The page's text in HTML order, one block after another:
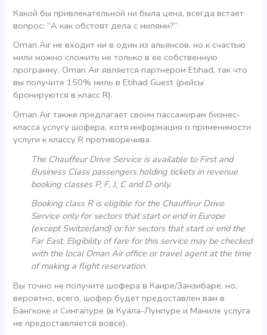
Какой бы привлекательной ни была цена, всегда встает
вопрос: “А как обстоят дела с милями?”
Oman Air не входит ни в один из альянсов, но к счастью
мили можно сложить не только в ее собственную
программу. Oman Air является партнером Etihad, так что
вы получите 150% миль в Etihad Guest (рейсы
бронируются в класс R).
Oman Air также предлагает своим пассажирам бизнес-
класса услугу шофера, хотя информация о применимости
услуги к классу R противоречива.
The Chauffeur Drive Service is available to First and
Business Class passengers holding tickets in revenue
booking classes P, F, J, C and D only.
Booking class R is eligible for the Chauffeur Drive
Service only for sectors that start or end in Europe
(except Switzerland) or for sectors that start or end the
Far East. Eligibility of fare for this service may be checked
with the local Oman Air office or travel agent at the time
of making a flight reservation.
Вы точно не получите шофера в Каире/Занзибаре, но,
вероятно, всего, шофер будет предоставлен вам в
Бангкоке и Сингапуре (в Куала-Лумпуре и Маниле услуга
не предоставляется вовсе).